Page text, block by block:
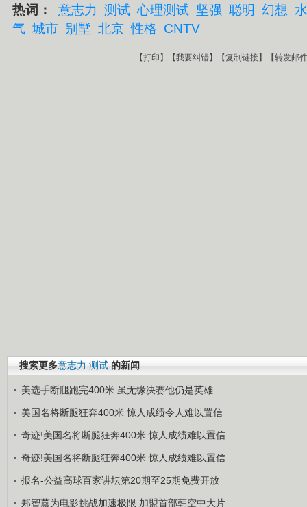
热词： 意志力 测试 心理测试 坚强 聪明 幻想
气 城市 别墅 北京 性格 CNTV
【打印 】【我要纠错】【复制链接】【转发邮件
搜索更多意志力 测试 的新闻
美选手断腿跑完400米 虽无缘决赛他仍是英雄
美国名将断腿狂奔400米 惊人成绩令人难以置信
奇迹!美国名将断腿狂奔400米 惊人成绩难以置信
奇迹!美国名将断腿狂奔400米 惊人成绩难以置信
报名-公益高球百家讲坛第20期至25期免费开放
郑智薰为电影挑战加速极限 加盟首部韩空中大片